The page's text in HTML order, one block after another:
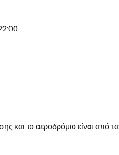
και το αεροδρόμιο είναι από τα